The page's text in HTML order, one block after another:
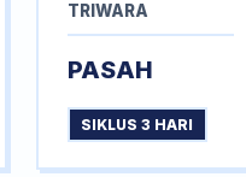
TRIWARA
PASAH
SIKLUS 3 HARI